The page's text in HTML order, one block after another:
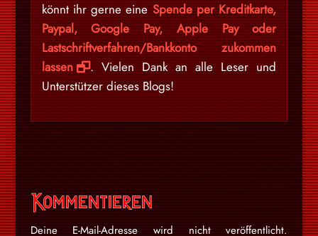
könnt ihr gerne eineSpende per Kreditkarte,
Paypal, Google Pay, Apple Pay oder
Lastschriftverfahren/Bankkonto zukommen
lassen
. Vielen Dank an alle Leser und
Unterstützer dieses Blogs!
Kommentieren
Deine E-Mail-Adresse wird nicht veröffentlicht.